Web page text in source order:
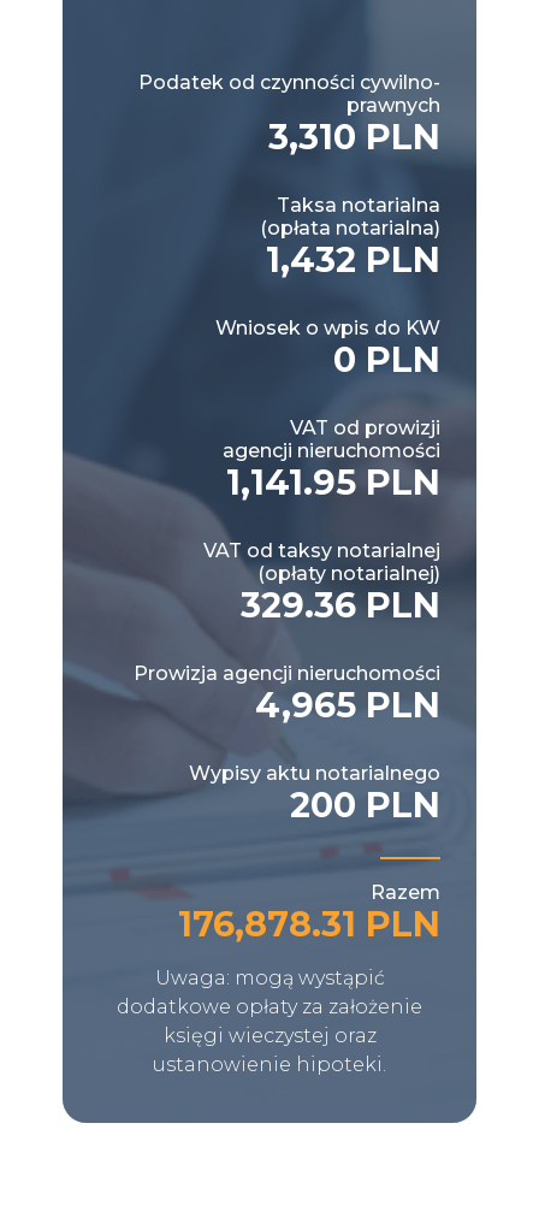
Podatek od czynności cywilno-
prawnych
3,310 PLN
Taksa notarialna
(opłata notarialna)
1,432 PLN
Wniosek o wpis do KW
0 PLN
VAT od prowizji
agencji nieruchomości
1,141.95 PLN
VAT od taksy notarialnej
(opłaty notarialnej)
329.36 PLN
Prowizja agencji nieruchomości
4,965 PLN
Wypisy aktu notarialnego
200 PLN
Razem
176,878.31 PLN
Uwaga: mogą wystąpić
dodatkowe opłaty za założenie
księgi wieczystej oraz
ustanowienie hipoteki.